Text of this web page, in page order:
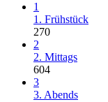
1
1. Frühstück
270
2
2. Mittags
604
3
3. Abends